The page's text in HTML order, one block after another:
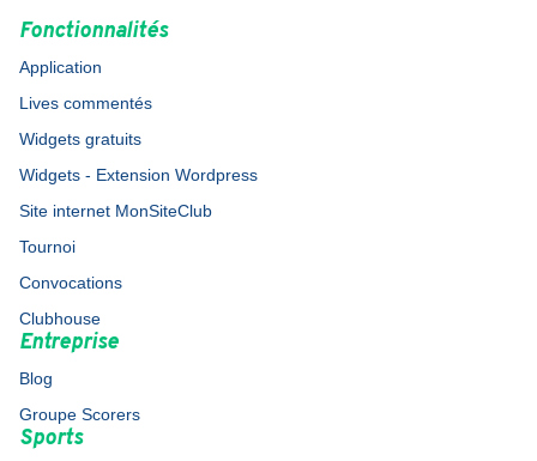
Fonctionnalités
Application
Lives commentés
Widgets gratuits
Widgets - Extension Wordpress
Site internet MonSiteClub
Tournoi
Convocations
Clubhouse
Entreprise
Blog
Groupe Scorers
Sports